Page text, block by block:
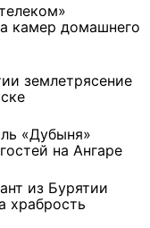
камер домашнего
землетрясение
«Дубыня»
на Ангаре
из Бурятии
храбрость